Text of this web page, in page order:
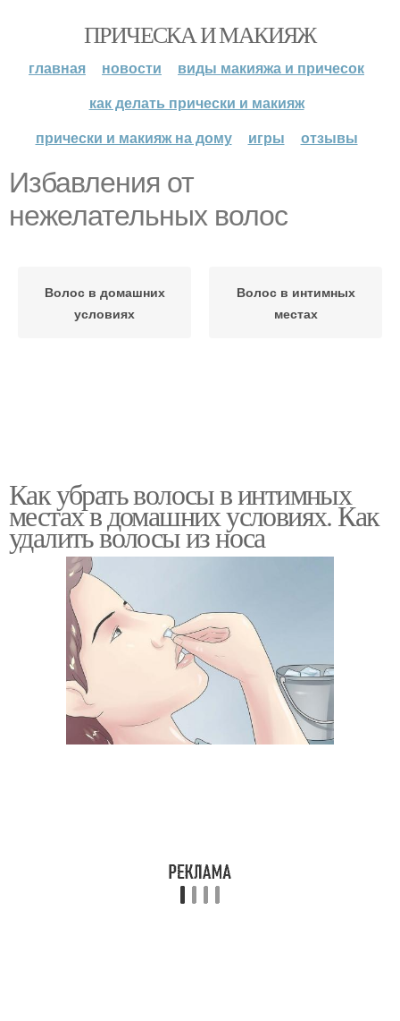
ПРИЧЕСКА И МАКИЯЖ
главная новости
виды макияжа и причесок
как делать прически и макияж
прически и макияж на дому
игры отзывы
Избавления от
нежелательных волос
Волос в домашних
условиях
Волос в интимных
местах
Как убрать волосы в интимных
местах в домашних условиях. Как
удалить волосы из носа